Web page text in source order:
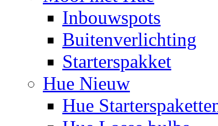
Inbouwspots
Buitenverlichting
Starterspakket
Hue Nieuw
Hue